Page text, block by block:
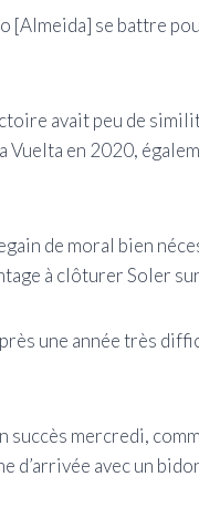
[Almeida] se battre
avait peu de
Vuelta en 2020,
de moral bien
à clôturer Soler
une année très
mercredi,
d’arrivée avec un